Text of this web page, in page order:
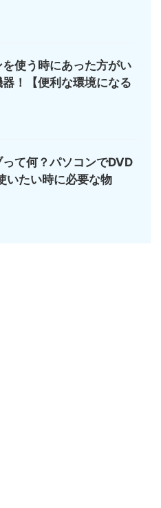
使う時にあった方がい
！【便利な環境になる
って何？パソコンでDVD
いたい時に必要な物